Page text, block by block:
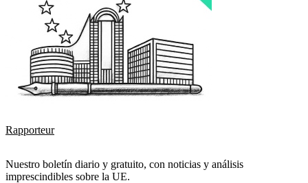
Rapporteur
Nuestro boletín diario y gratuito, con noticias y análisis
imprescindibles sobre la UE.